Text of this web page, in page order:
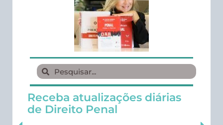
Receba atualizações diárias
de Direito Penal